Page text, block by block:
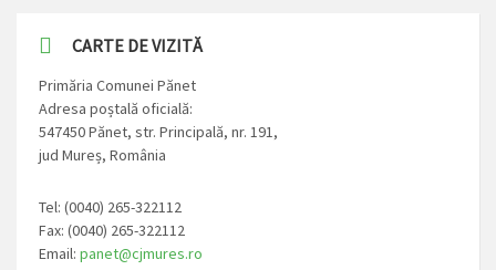
CARTE DE VIZITĂ
Primăria Comunei Pănet
Adresa poștală oficială:
547450 Pănet, str. Principală, nr. 191,
jud Mureș, România
Tel: (0040) 265-322112
Fax: (0040) 265-322112
Email: panet@cjmures.ro